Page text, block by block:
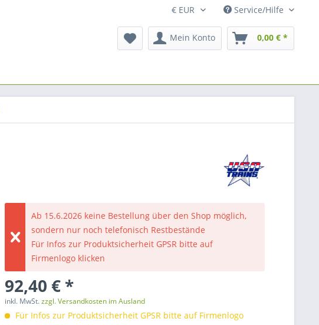
Service/Hilfe
Mein Konto 0,00 € *
Ab 15.6.2026 keine Bestellung über den Shop möglich,
sondern nur noch telefonisch Restbestände
Für Infos zur Produktsicherheit GPSR bitte auf
Firmenlogo klicken
92,40 € *
inkl. MwSt.zzgl. Versandkosten im Ausland
Für Infos zur Produktsicherheit GPSR bitte auf Firmenlogo